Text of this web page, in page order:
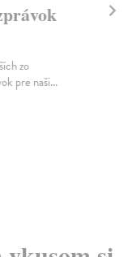
zo
pre naši...